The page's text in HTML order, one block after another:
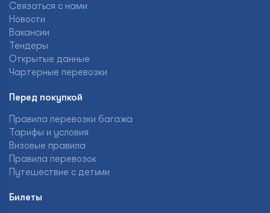
Связаться с нами
Новости
Вакансии
Тендеры
Открытые данные
Чартерные перевозки
Перед покупкой
Правила перевозки багажа
Тарифы и условия
Визовые правила
Правила перевозок
Путешествие с детьми
Билеты